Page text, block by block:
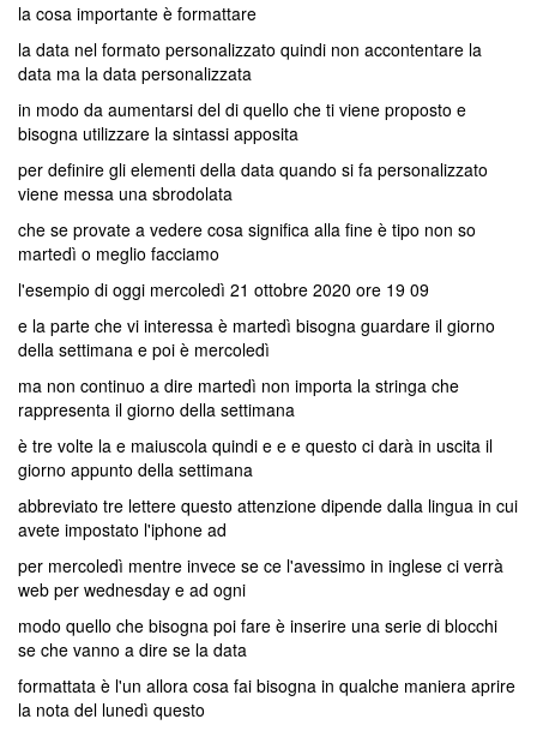
la cosa importante è formattare
la data nel formato personalizzato quindi non accontentare la
data ma la data personalizzata
in modo da aumentarsi del di quello che ti viene proposto e
bisogna utilizzare la sintassi apposita
per definire gli elementi della data quando si fa personalizzato
viene messa una sbrodolata
che se provate a vedere cosa significa alla fine è tipo non so
martedì o meglio facciamo
l'esempio di oggi mercoledì 21 ottobre 2020 ore 19 09
e la parte che vi interessa è martedì bisogna guardare il giorno
della settimana e poi è mercoledì
ma non continuo a dire martedì non importa la stringa che
rappresenta il giorno della settimana
è tre volte la e maiuscola quindi e e e questo ci darà in uscita il
giorno appunto della settimana
abbreviato tre lettere questo attenzione dipende dalla lingua in cui
avete impostato l'iphone ad
per mercoledì mentre invece se ce l'avessimo in inglese ci verrà
web per wednesday e ad ogni
modo quello che bisogna poi fare è inserire una serie di blocchi
se che vanno a dire se la data
formattata è l'un allora cosa fai bisogna in qualche maniera aprire
la nota del lunedì questo